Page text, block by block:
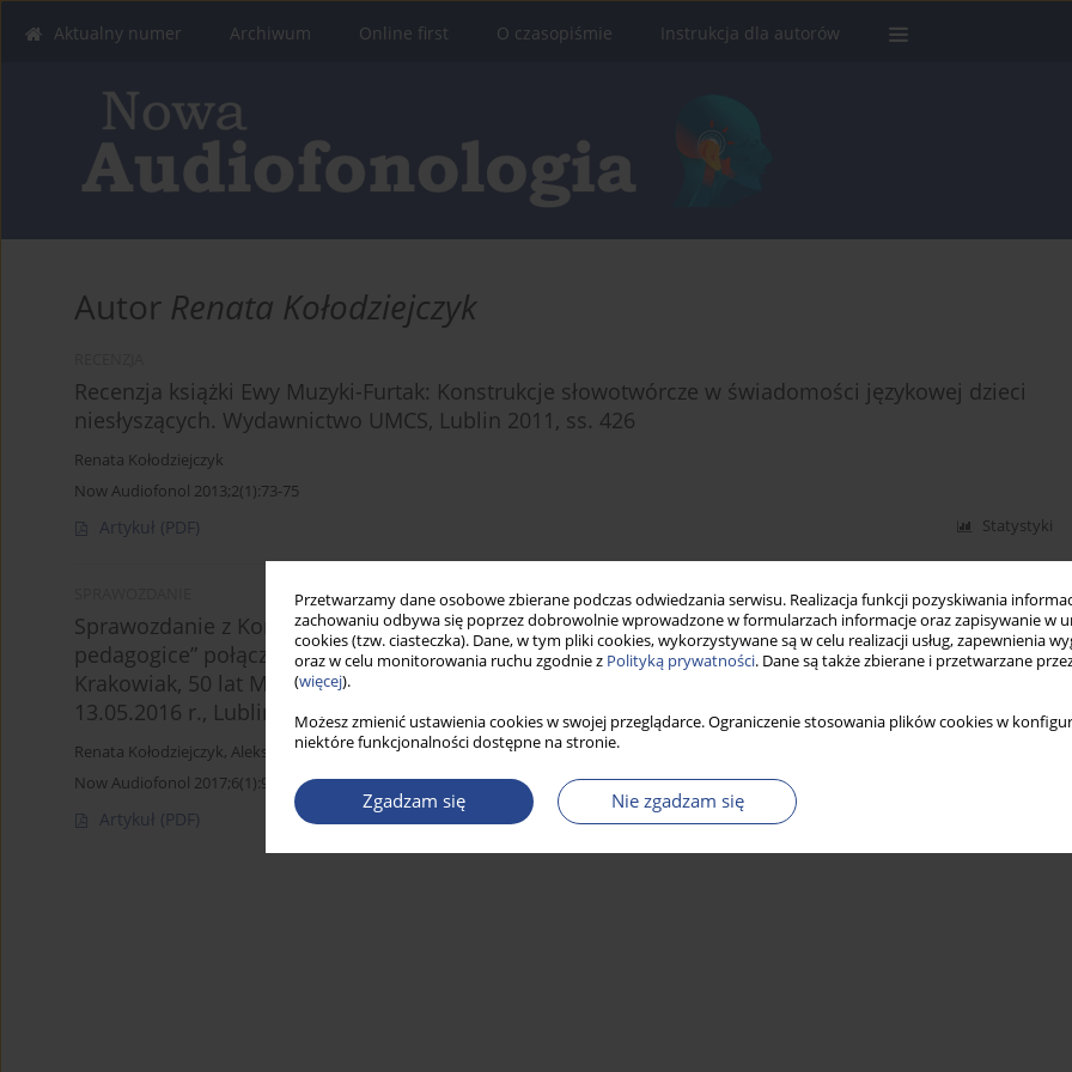
Przetwarzamy dane osobowe zbierane podczas odwiedzania serwisu. Realizacja funkcji pozyskiwania
zachowaniu odbywa się poprzez dobrowolnie wprowadzone w formularzach informacje oraz zapisywanie w
cookies (tzw. ciasteczka). Dane, w tym pliki cookies, wykorzystywane są w celu realizacji usług, zapewnienia
oraz w celu monitorowania ruchu zgodnie z Polityką prywatności. Dane są także zbierane i przetwarzane
(więcej).
Możesz zmienić ustawienia cookies w swojej przeglądarce. Ograniczenie stosowania plików cookies w
niektóre funkcjonalności dostępne na stronie.
Zgadzam się Nie zgadzam się
Aktualny numer Archiwum Online first O czasopiśmie Instrukcja dla autorów
Autor Renata Kołodziejczyk
Recenzja książki Ewy Muzyki-Furtak: Konstrukcje słowotwórcze w świadomości językowej dzieci
niesłyszących. Wydawnictwo UMCS, Lublin 2011, ss. 426
Renata Kołodziejczyk
Now Audiofonol 2013;2(1):73-75
Artykuł (PDF) Statystyki
Sprawozdanie z Konferencji Naukowej „Fonem – Sylaba – Logos – Paideia. Język w wychowaniu i
pedagogice” połączonej z jubileuszem z okazji: 45 lat pracy naukowej prof. dr hab. Kazimiery
Krakowiak, 50 lat Metody Cued Speech na świecie oraz 30 lat Metody Fonogestów w Polsce, 12–
13.05.2016 r., Lublin
Renata Kołodziejczyk, Aleksandra Borowicz
Now Audiofonol 2017;6(1):91-95
Artykuł (PDF)